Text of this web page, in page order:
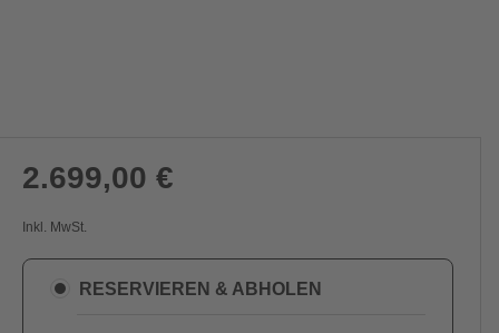
2.699,00 €
Inkl. MwSt.
RESERVIEREN & ABHOLEN